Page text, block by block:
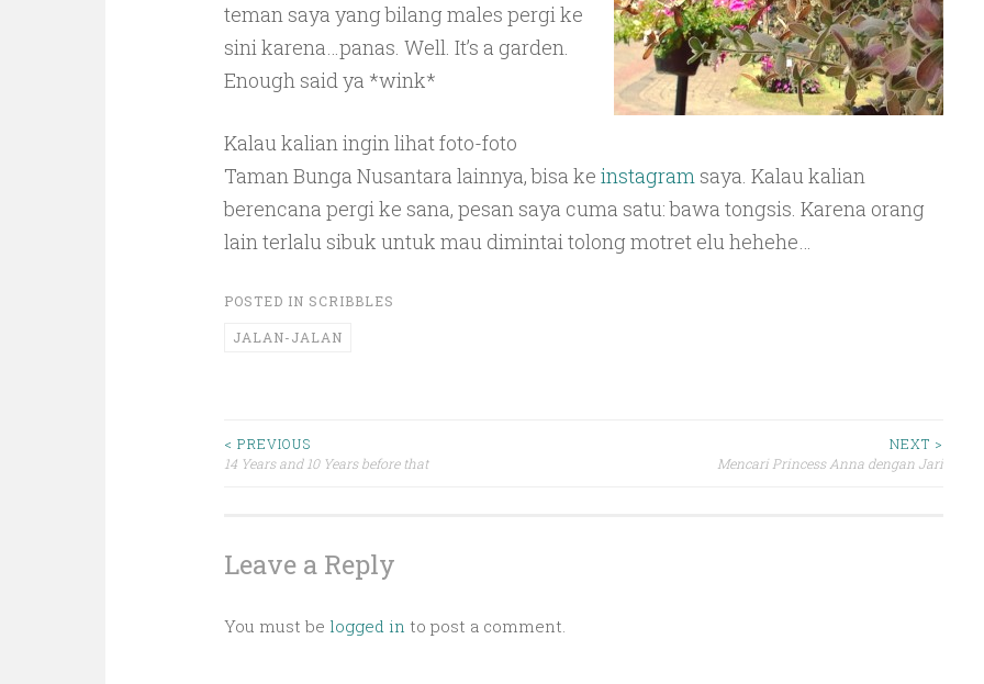
teman saya yang bilang males pergi ke
sini karena…panas. Well. It’s a garden.
Enough said ya *wink*
Kalau kalian ingin lihat foto-foto
Taman Bunga Nusantara lainnya, bisa ke instagramsaya. Kalau kalian
berencana pergi ke sana, pesan saya cuma satu: bawa tongsis. Karena orang
lain terlalu sibuk untuk mau dimintai tolong motret elu hehehe…
POSTED IN SCRIBBLES
JALAN-JALAN
Post
< PREVIOUS
14 Years and 10 Years before that
NEXT >
Mencari Princess Anna dengan Jari
Leave a Reply
You must be logged in to post a comment.